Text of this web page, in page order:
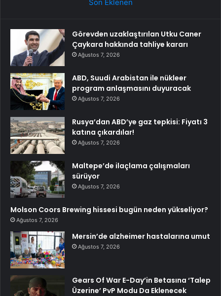
Son Eklenen
Görevden uzaklaştırılan Utku Caner
Çaykara hakkında tahliye kararı
Ağustos 7, 2026
ABD, Suudi Arabistan ile nükleer
program anlaşmasını duyuracak
Ağustos 7, 2026
Rusya’dan ABD’ye gaz tepkisi: Fiyatı 3
katına çıkardılar!
Ağustos 7, 2026
Maltepe’de ilaçlama çalışmaları
sürüyor
Ağustos 7, 2026
Molson Coors Brewing hissesi bugün neden yükseliyor?
Ağustos 7, 2026
Mersin’de alzheimer hastalarına umut
Ağustos 7, 2026
Gears Of War E-Day’in Betasına ‘Talep
Üzerine’ PvP Modu Da Eklenecek